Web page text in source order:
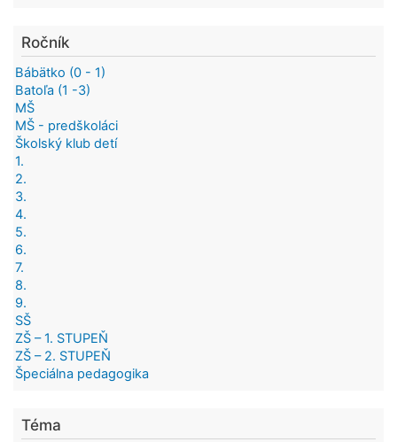
Ročník
Bábätko (0 - 1)
Batoľa (1 -3)
MŠ
MŠ - predškoláci
Školský klub detí
1.
2.
3.
4.
5.
6.
7.
8.
9.
SŠ
ZŠ – 1. STUPEŇ
ZŠ – 2. STUPEŇ
Špeciálna pedagogika
Téma